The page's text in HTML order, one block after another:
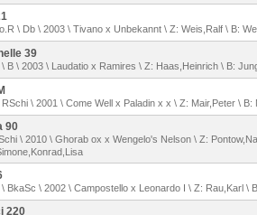
\ Db \ 2003 \ Tivano x Unbekannt \ Z: Weis,Ralf \ B:
39
B \ 2003 \ Laudatio x Ramires \ Z: Haas,Heinrich \ B:
\ 2001 \ Come Well x Paladin x x \ Z: Mair,Peter \ B:
90
\ 2010 \ Ghorab ox x Wengelo's Nelson \ Z:
BkaSc \ 2002 \ Campostello x Leonardo I \ Z: Rau,Karl \
220